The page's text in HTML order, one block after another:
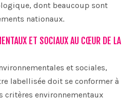
dont beaucoup sont
nationaux.
ET SOCIAUX AU CŒUR DE LA
et sociales,
labellisée doit se conformer à
critères environnementaux